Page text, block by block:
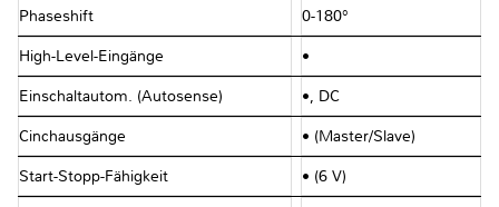
Phaseshift 0-180°
High-Level-Eingänge •
Einschaltautom. (Autosense) •, DC
Cinchausgänge • (Master/Slave)
Start-Stopp-Fähigkeit • (6 V)